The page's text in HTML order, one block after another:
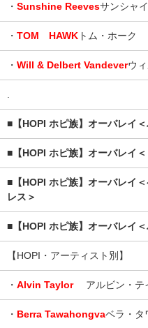
・ Sunshine Reevesサンシャ
・ TOM HAWK トム・ホーク
・ Will & Delbert Vandeverウ
.
■【HOPI ホピ族】オーバレイ
■【HOPI ホピ族】オーバレイ
■【HOPI ホピ族】オーバレイ
レス＞
■【HOPI ホピ族】オーバレイ
【HOPI・アーティスト別】
・ Alvin Taylor アルビン・テ
・ Berra Tawahongvaベラ・タ